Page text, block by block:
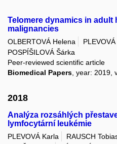
Telomere dynamics in adult
malignancies
OLBERTOVÁ Helena
POSPÍŠILOVÁ Šárka
Peer-reviewed scientific article
Biomedical Papers , year: 2019,
2018
Analýza rozsáhlých
lymfocytární leukémie
PLEVOVÁ Karla RAUSCH